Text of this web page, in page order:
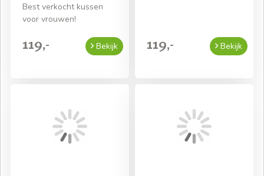
Best verkocht kussen
voor vrouwen!
119,- Bekijk 119,- Bekijk